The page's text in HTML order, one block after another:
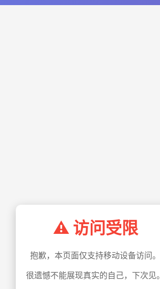
⚠️ 访问受限
抱歉，本页面仅支持移动设备访问。
很遗憾不能展现真实的自己，下次见。